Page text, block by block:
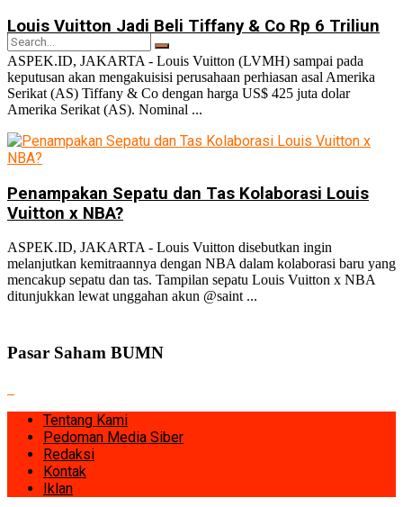
No Result
View All Result
Louis Vuitton Jadi Beli Tiffany & Co Rp 6 Triliun
ASPEK.ID, JAKARTA - Louis Vuitton (LVMH) sampai pada
keputusan akan mengakuisisi perusahaan perhiasan asal Amerika
Serikat (AS) Tiffany & Co dengan harga US$ 425 juta dolar
Amerika Serikat (AS). Nominal ...
Penampakan Sepatu dan Tas Kolaborasi Louis
Vuitton x NBA?
ASPEK.ID, JAKARTA - Louis Vuitton disebutkan ingin
melanjutkan kemitraannya dengan NBA dalam kolaborasi baru yang
mencakup sepatu dan tas. Tampilan sepatu Louis Vuitton x NBA
ditunjukkan lewat unggahan akun @saint ...
Pasar Saham BUMN
Tentang Kami
Pedoman Media Siber
Redaksi
Kontak
Iklan